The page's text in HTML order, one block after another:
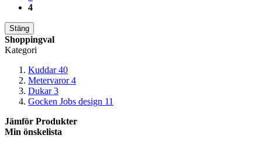
4
Stäng
Shoppingval
Kategori
Kuddar 40
Metervaror 4
Dukar 3
Gocken Jobs design 11
Jämför Produkter
Min önskelista